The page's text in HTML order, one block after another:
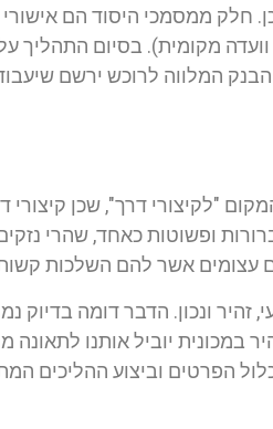
חלק ממסמכי היסוד הם אישורי
מקומית). בסיום התהליך
המלווה לרוכש ירשם
"לקיצורי דרך", שכן
ופשוטות כאחד, שהרי
עצומים אשר להם השלכות קשות
ונכון. הדבר דומה בדיוק
במכונית יוביל אותנו
הפרטים וביצוע ההליכים